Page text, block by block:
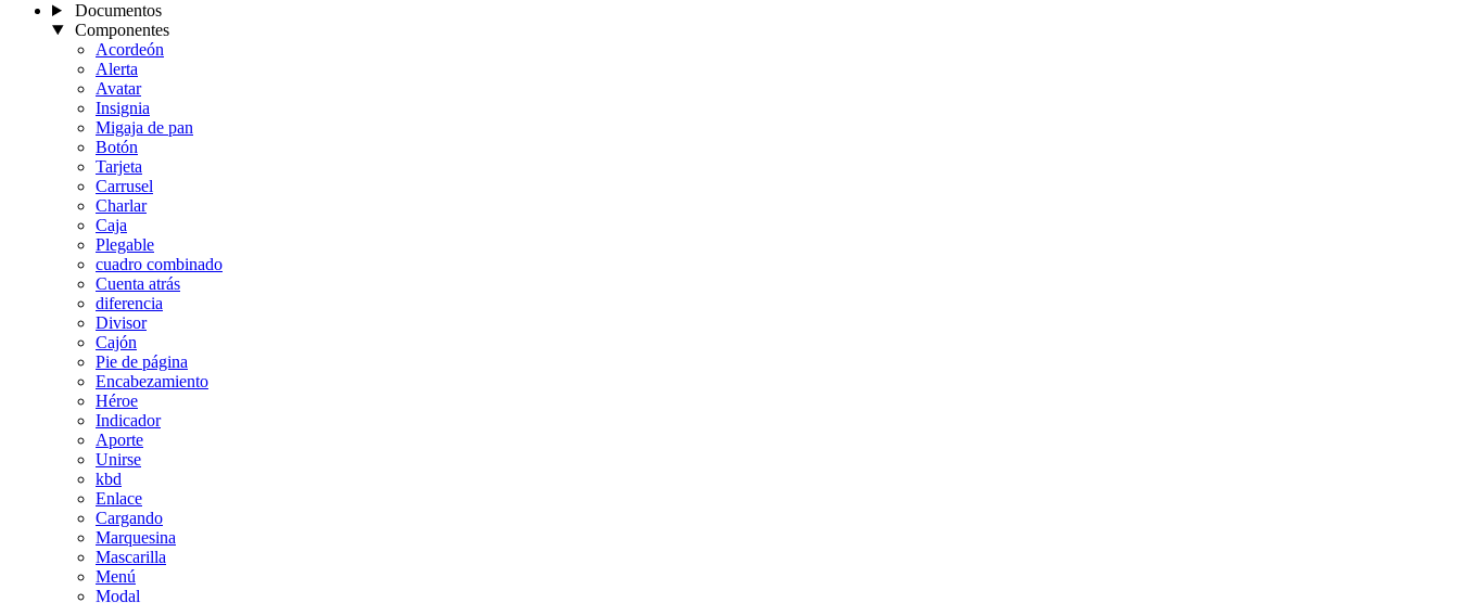
Documentos
Componentes
Acordeón
Alerta
Avatar
Insignia
Migaja de pan
Botón
Tarjeta
Carrusel
Charlar
Caja
Plegable
cuadro combinado
Cuenta atrás
diferencia
Divisor
Cajón
Pie de página
Encabezamiento
Héroe
Indicador
Aporte
Unirse
kbd
Enlace
Cargando
Marquesina
Mascarilla
Menú
Modal